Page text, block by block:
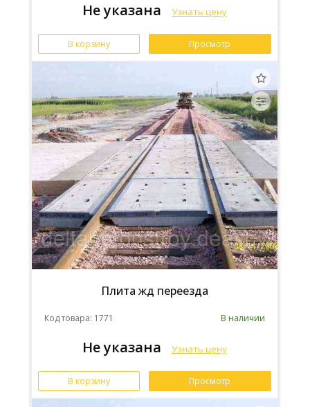
Не указана Узнать цену
В корзину Просмотр
Плита жд переезда
Код товара: 1771 В наличии
Не указана Узнать цену
В корзину Просмотр